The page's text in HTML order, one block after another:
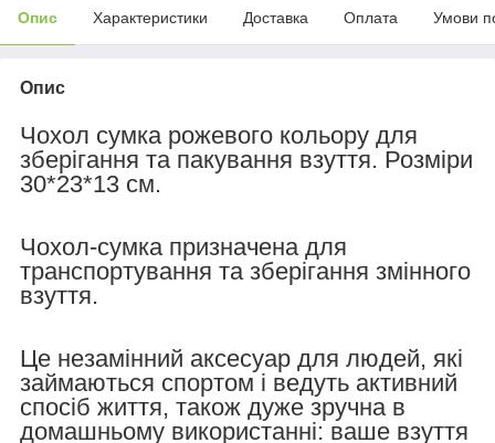
Опис Характеристики Доставка Оплата Умови
Опис
Чохол сумка рожевого кольору для
зберігання та пакування взуття. Розміри
30*23*13 см.
Чохол-сумка призначена для
транспортування та зберігання змінного
взуття.
Це незамінний аксесуар для людей, які
займаються спортом і ведуть активний
спосіб життя, також дуже зручна в
домашньому використанні: ваше взуття